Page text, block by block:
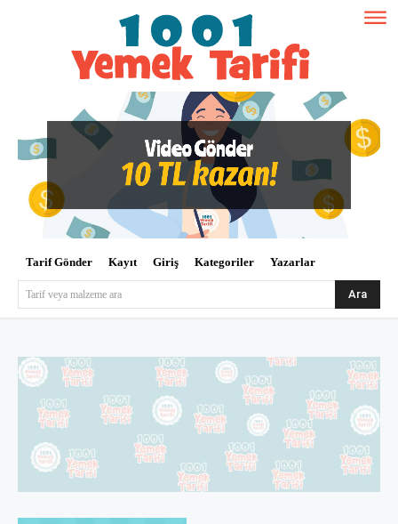
Tarif Gönder Kayıt Giriş Kategoriler Yazarlar
Tarif veya malzeme ara Ara